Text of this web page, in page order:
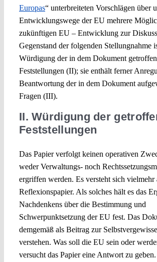
Europas“ unterbreiteten Vorschlägen über
Entwicklungswege der EU mehrere
zukünftigen EU – Entwicklung zur
Gegenstand der folgenden Stellungnahme
Würdigung der in dem Dokument
Feststellungen (II); sie enthält ferner
Beantwortung der in dem Dokument
Fragen (III).
II. Würdigung der
Feststellungen
Das Papier verfolgt keinen operativen
weder Verwaltungs- noch
ergriffen werden. Es versteht sich vielmehr
Reflexionspapier. Als solches hält es das
Nachdenkens über die Bestimmung und
Schwerpunktsetzung der EU fest. Das
demgemäß als Beitrag zur
verstehen. Was soll die EU sein oder
versucht das Papier eine Antwort zu